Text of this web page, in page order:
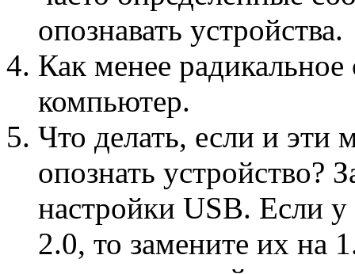
опознавать устройства.
Как менее радикальное
компьютер.
Что делать, если и эти
опознать устройство?
настройки USB. Если
2.0, то замените их на